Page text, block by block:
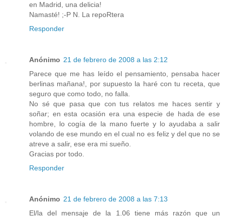
en Madrid, una delicia!
Namasté! ;-P N. La repoRtera
Responder
Anónimo 21 de febrero de 2008 a las 2:12
Parece que me has leído el pensamiento, pensaba hacer
berlinas mañana!, por supuesto la haré con tu receta, que
seguro que como todo, no falla.
No sé que pasa que con tus relatos me haces sentir y
soñar; en esta ocasión era una especie de hada de ese
hombre, lo cogía de la mano fuerte y lo ayudaba a salir
volando de ese mundo en el cual no es feliz y del que no se
atreve a salir, ese era mi sueño.
Gracias por todo.
Responder
Anónimo 21 de febrero de 2008 a las 7:13
El/la del mensaje de la 1.06 tiene más razón que un